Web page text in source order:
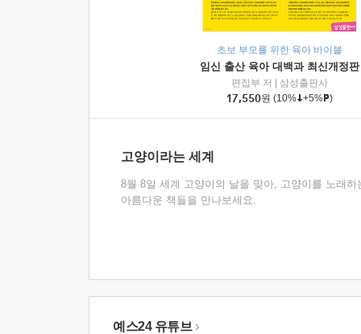
초보 부모를 위한 육아 바이블
임신 출산 육아 대백과 최신개정판
편집부 저
삼성출판사
17,550원 (10% +5% )
고양이라는 세계
8월 8일 세계 고양이의 날을 맞아, 고양이를 노래하
아름다운 책들을 만나보세요.
예스24 유튜브